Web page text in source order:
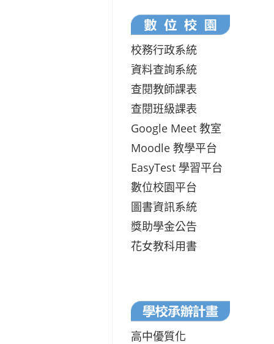
校務行政系統
資料查詢系統
查閱教師課表
查閱班級課表
Google Meet 教室
Moodle 教學平台
EasyTest 學習平台
數位校園平台
圖書資訊系統
獎助學金公告
花女教科用書
高中優質化